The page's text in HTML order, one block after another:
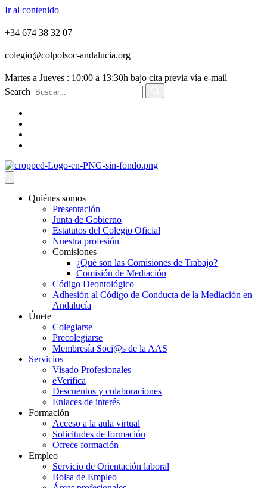
Ir al contenido
+34 674 38 32 07
colegio@colpolsoc-andalucia.org
Martes a Jueves : 10:00 a 13:30h bajo cita previa vía e-mail
Search
Quiénes somos
Presentación
Junta de Gobierno
Estatutos del Colegio Oficial
Nuestra profesión
Comisiones
¿Qué son las Comisiones de Trabajo?
Comisión de Mediación
Código Deontológico
Adhesión al Código de Conducta de la Mediación en
Andalucía
Únete
Colegiarse
Precolegiarse
Membresía Soci@s de la AAS
Servicios
Visado Profesionales
eVerifica
Descuentos y colaboraciones
Enlaces de interés
Formación
Acceso a la aula virtual
Solicitudes de formación
Ofrece formación
Empleo
Servicio de Orientación laboral
Bolsa de Empleo